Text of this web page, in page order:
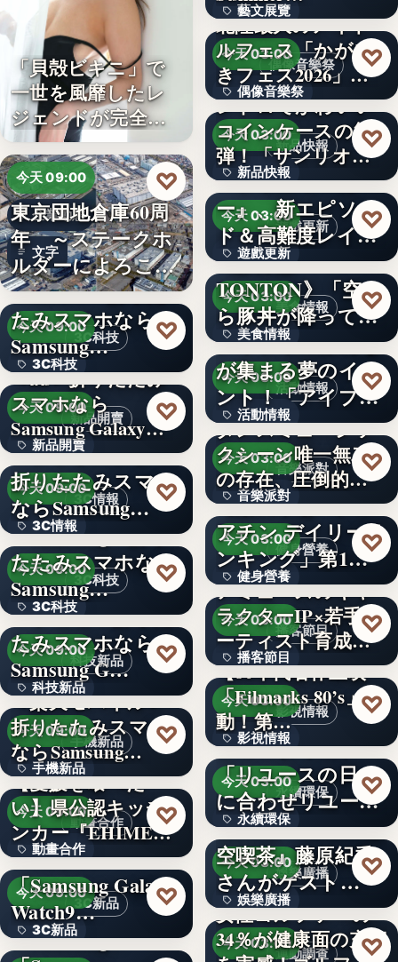
「貝殻ビキニ」で
一世を風靡したレ
ジェンドが完全復
活武田久…
今天 09:00
企業動態
文字
東京団地倉庫60周
年 ～ステークホ
ルダーによろこば
れる…
♡
3C科技
今天 09:00
3C科技
文字
＜OPEN＞折りた
たみスマホなら
Samsung…
♡
新品開賣
今天 09:00
新品開賣
4.1
＜au＞折りたたみ
スマホなら
Samsung Galaxy…
♡
3C情報
今天 09:00
3C情報
文字
＜ソフトバンク＞
折りたたみスマホ
ならSamsung…
♡
3C科技
今天 09:00
3C科技
文字
＜Samsung＞折り
たたみスマホなら
Samsung…
♡
科技新品
今天 09:00
科技新品
文字
＜ドコモ＞折りた
たみスマホなら
Samsung G…
♡
手機新品
今天 09:00
手機新品
4.1
＜楽天モバイル＞
折りたたみスマホ
ならSamsung…
♡
動畫合作
今天 09:00
動畫合作
108
【愛媛を喰べた
い】県公認キッチ
ンカー『EHIMEみ
きゃん…
♡
3C新品
今天 09:00
3C新品
＜OPEN＞
「Samsung Galaxy
Watch9…
♡
＜Samsung＞
藝文展覽
3名
偶像音樂祭
今天 03:00
偶像音樂祭
47
北陸最大のアイド
ルフェス「かがや
きフェス2026」第5
弾…
♡
新品快報
今天 03:00
新品快報
400
レトロでかわいい
コインケースの第2
弾！「サンリオキ
ャラク…
♡
遊戲更新
今天 03:00
遊戲更新
文字
『ソウルワーカ
ー』、新エピソー
ド＆高難度レイド
を実装！新…
♡
美食情報
今天 03:00
美食情報
文字
《豚丼屋
TONTON》「空か
ら豚丼が降ってき
た」が現実に…
♡
活動情報
今天 03:00
活動情報
文字
アイプリのみんな
が集まる夢のイベ
ント！「アイプリ
ワールド…
♡
音樂派對
今天 03:00
音樂派對
5
ダンスミュージッ
クシーン唯一無二
の存在、圧倒的な
カリスマ…
♡
健身營養
今天 03:00
健身營養
文字
【楽天市場「クレ
アチン デイリーラ
ンキング」第1位
獲得(…
♡
播客節目
今天 03:00
播客節目
36年
アミューズのキャ
ラクターIP×若手ア
ーティスト育成コ
ンテ…
♡
影視情報
今天 03:00
影視情報
40
【80年代名作上映
「Filmarks 80’s」始
動！第…
♡
永續環保
今天 03:00
永續環保
文字
エコスタイル、
「リユースの日」
に合わせリユース
文化の普及…
♡
娛樂廣播
今天 03:00
娛樂廣播
文字
interfm『Runeの星
空喫茶』藤原紀香
さんがゲスト…
♡
運動調查
今天 03:00
女性ゴルファーの
34％が健康面の充実
♡